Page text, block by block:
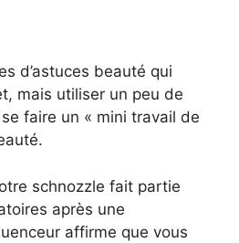
d’astuces beauté qui
mais utiliser un peu de
faire un « mini travail de
schnozzle fait partie
après une
affirme que vous